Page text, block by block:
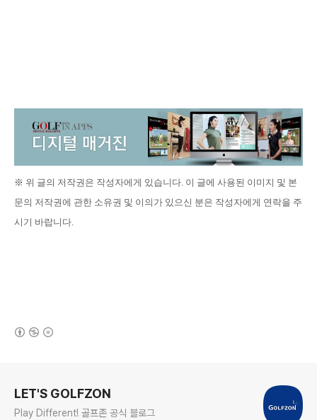
※ 위 글의 저작권은 작성자에게 있습니다. 이 글에 사용된 이미지 및 본
문의 저작권에 관한 소유권 및 이의가 있으신 분은 작성자에게 연락을 주
시기 바랍니다.
LET'S GOLFZON
Play Different! 골프존 공식 블로그